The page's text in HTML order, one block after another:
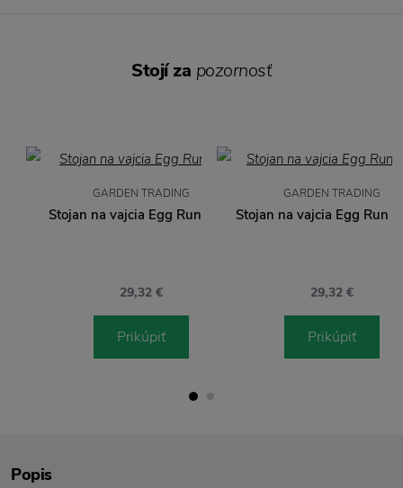
Popis
Stojí za pozornosť
GARDEN TRADING
Stojan na vajcia Egg Run biely
29,32 €
Prikúpiť
GARDEN TRADING
Stojan na vajcia Egg Run
29,32 €
Prikúpiť